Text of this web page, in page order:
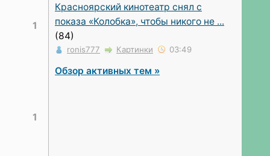
1
1
Красноярский кинотеатр снял с
показа «Колобка», чтобы никого не ...
(84)
ronis777 Картинки 03:49
Обзор активных тем »